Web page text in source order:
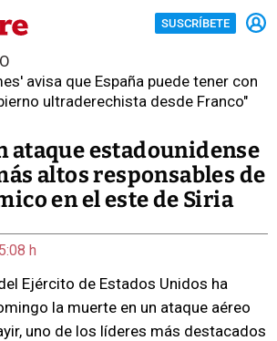
SUSCRÍBETE
avisa que España puede tener con
ultraderechista desde Franco"
ataque estadounidense
altos responsables de
en el este de Siria
h
Ejército de Estados Unidos ha
la muerte en un ataque aéreo
uno de los líderes más destacados